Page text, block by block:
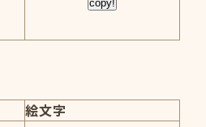
copy!
絵文字